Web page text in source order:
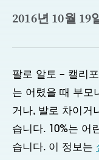
2016년 10월 19
팔로 알토 – 캘리
는 어렸을 때 부모
거나, 발로 차이거
습니다. 10%는 어
습니다. 이 정보는